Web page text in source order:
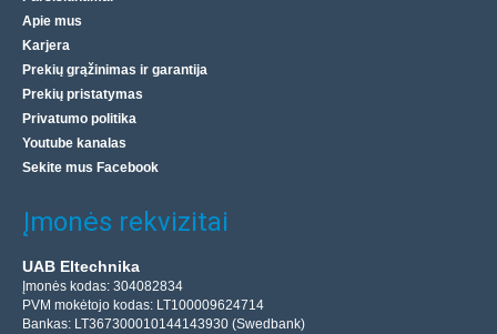
Apie mus
Karjera
Prekių grąžinimas ir garantija
Prekių pristatymas
Privatumo politika
Youtube kanalas
Sekite mus Facebook
Įmonės rekvizitai
UAB Eltechnika
Įmonės kodas: 304082834
PVM mokėtojo kodas: LT100009624714
Bankas: LT367300010144143930 (Swedbank)